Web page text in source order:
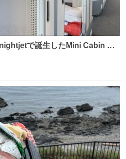
で誕生したMini Cabin ま
いった感じで、一人旅で利用す
。 他の人も言ってましたが、サ